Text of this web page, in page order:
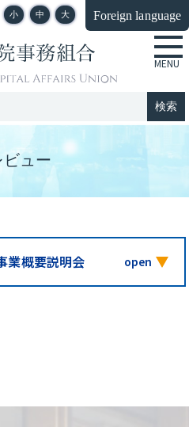
小 中 大 Foreign language
ビュー
業概要説明会